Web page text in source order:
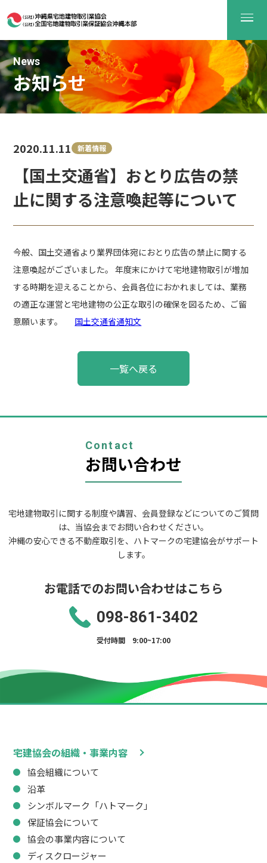
News
お知らせ
【国土交通省】おとり広告の禁
止に関する注意喚起等について
2020.11.11 新着情報
今般、国土交通省より業界団体宛におとり広告の禁止に関する
注意喚起がございました。 年度末にかけて宅地建物取引が増加
する時期を迎えることから、会員各位におかれましては、業務
の適正な運営と宅地建物の公正な取引の確保を図るため、ご留
意願います。 国土交通省通知文
ー
一覧へ戻る
Contact
お問い合わせ
宅地建物取引に関する制度や講習、会員登録などについてのご質問
は、当協会までお問い合わせください。
沖縄の安心できる不動産取引を、ハトマークの宅建協会がサポート
します。
お電話でのお問い合わせはこちら
098-861-3402
受付時間 9:00~17:00
宅建協会の組織・事業内容
協会組織について
沿革
シンボルマーク「ハトマーク」
保証協会について
協会の事業内容について
ディスクロージャー